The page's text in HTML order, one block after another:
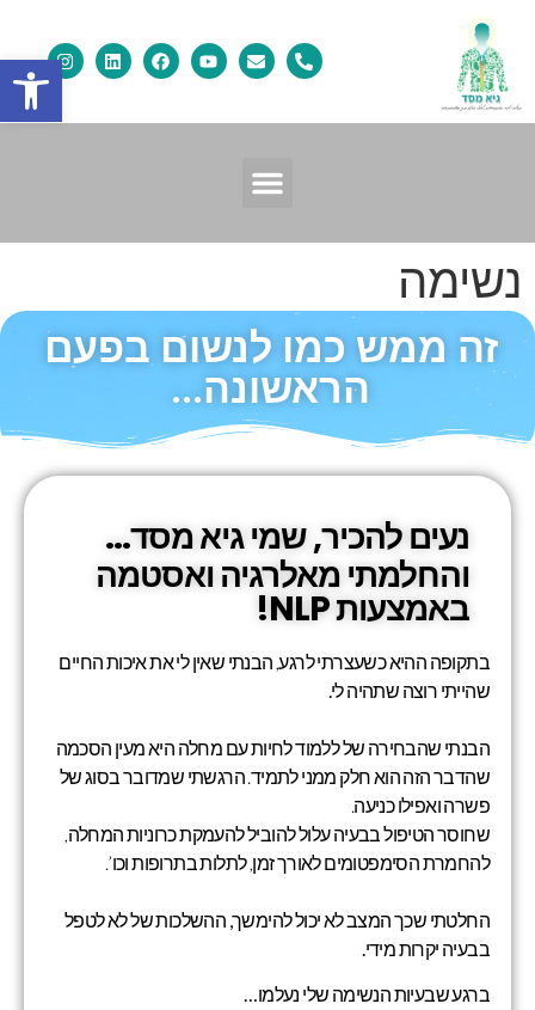
נשימה
זה ממש כמו לנשום בפעם
הראשונה...
נעים להכיר, שמי גיא מסד...
והחלמתי מאלרגיה ואסטמה
באמצעות NLP!
בתקופה ההיא כשעצרתי לרגע, הבנתי שאין לי את איכות החיים
שהייתי רוצה שתהיה לי.
הבנתי שהבחירה של ללמוד לחיות עם מחלה היא מעין הסכמה
שהדבר הזה הוא חלק ממני לתמיד. הרגשתי שמדובר בסוג של
פשרה ואפילו כניעה.
שחוסר הטיפול בבעיה עלול להוביל להעמקת כרוניות המחלה,
להחמרת הסימפטומים לאורך זמן, לתלות בתרופות וכו’.
החלטתי שכך המצב לא יכול להימשך, ההשלכות של לא לטפל
בבעיה יקרות מידי.
ברגע שבעיות הנשימה שלי נעלמו…